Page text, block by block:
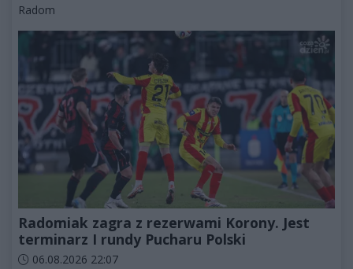
Kategorie artykułu:
Radom
Radomiak zagra z rezerwami Korony. Jest
terminarz I rundy Pucharu Polski
Data dodania artykułu:
06.08.2026 22:07